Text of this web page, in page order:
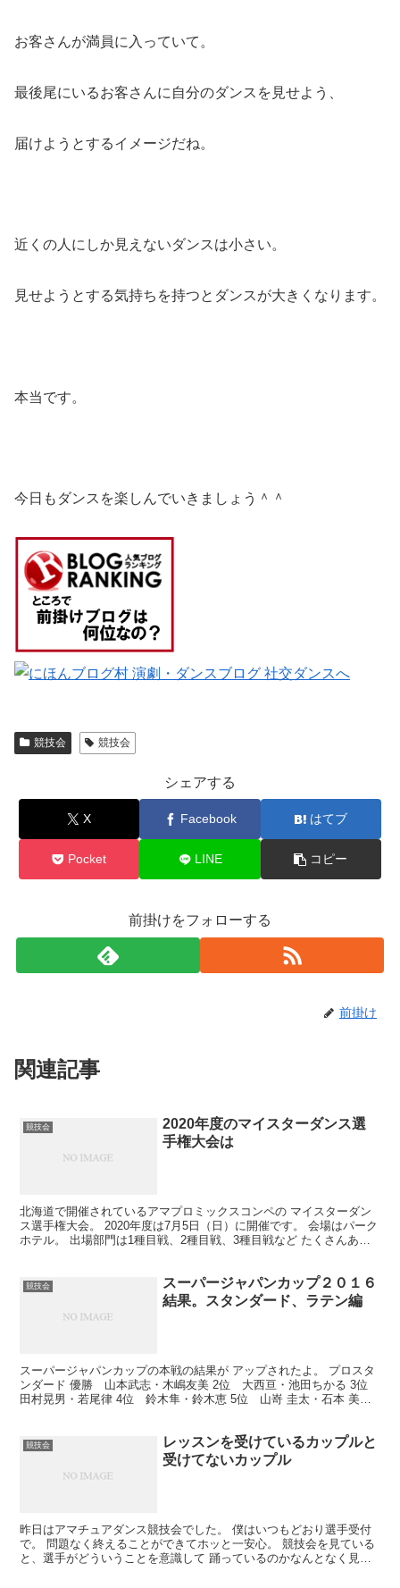
お客さんが満員に入っていて。
最後尾にいるお客さんに自分のダンスを見せよう、
届けようとするイメージだね。
近くの人にしか見えないダンスは小さい。
見せようとする気持ちを持つとダンスが大きくなります。
本当です。
今日もダンスを楽しんでいきましょう＾＾
競技会 競技会
シェアする
X Facebook はてブ
Pocket LINE コピー
前掛けをフォローする
前掛け
関連記事
競技会
2020年度のマイスターダンス選
手権大会は
北海道で開催されているアマプロミックスコンペの マイスターダン
ス選手権大会。 2020年度は7月5日（日）に開催です。 会場はパーク
ホテル。 出場部門は1種目戦、2種目戦、3種目戦など たくさんあり
競技会
スーパージャパンカップ２０１６
結果。スタンダード、ラテン編
スーパージャパンカップの本戦の結果が アップされたよ。 プロスタ
ンダード 優勝 山本武志・木嶋友美 2位 大西亘・池田ちかる 3位
田村晃男・若尾律 4位 鈴木隼・鈴木恵 5位 山嵜 圭太・石本 美奈
競技会
レッスンを受けているカップルと
受けてないカップル
昨日はアマチュアダンス競技会でした。 僕はいつもどおり選手受付
で。 問題なく終えることができてホッと一安心。 競技会を見ている
と、選手がどういうことを意識して 踊っているのかなんとなく見え